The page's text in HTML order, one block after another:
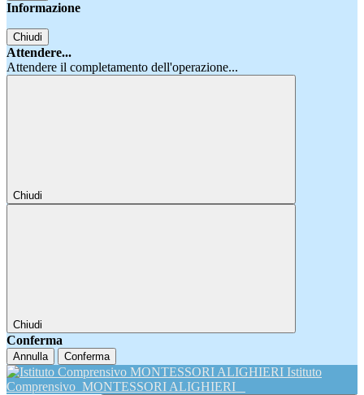
Informazione
Chiudi
Attendere...
Attendere il completamento dell'operazione...
Chiudi
Chiudi
Conferma
Annulla Conferma
Istituto
Comprensivo MONTESSORI ALIGHIERI